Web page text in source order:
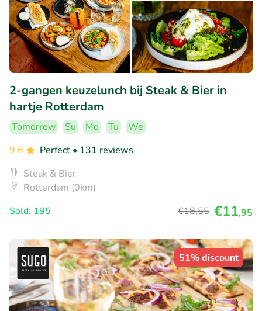
2-gangen keuzelunch bij Steak & Bier in
hartje Rotterdam
Tomorrow Su Mo Tu
We
9.6
Perfect • 131 reviews
Steak & Bier
Rotterdam (0km)
Sold: 195
€18,55 €11,95
51% discount